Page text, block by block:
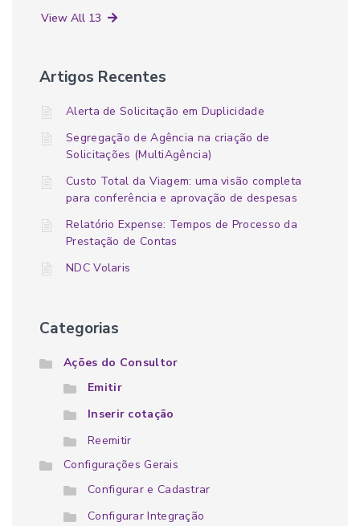
View All 13
Artigos Recentes
Alerta de Solicitação em Duplicidade
Segregação de Agência na criação de
Solicitações (MultiAgência)
Custo Total da Viagem: uma visão completa
para conferência e aprovação de despesas
Relatório Expense: Tempos de Processo da
Prestação de Contas
NDC Volaris
Categorias
Ações do Consultor
Emitir
Inserir cotação
Reemitir
Configurações Gerais
Configurar e Cadastrar
Configurar Integração